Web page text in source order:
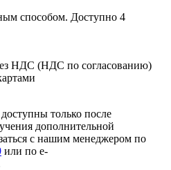
способом. Доступно 4
НДС (НДС по согласованию)
только после
дополнительной
с нашим менеджером по
или по e-